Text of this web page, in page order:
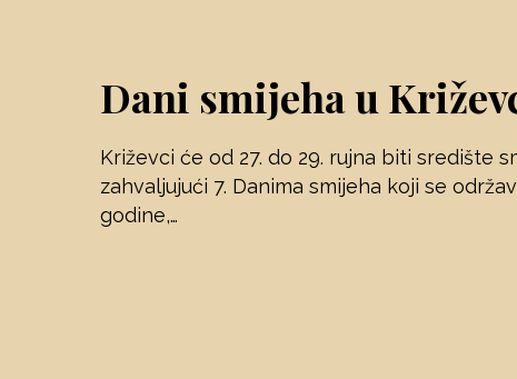
Dani smijeha u
Križevci će od 27. do 29. rujna biti središte
zahvaljujući 7. Danima smijeha koji se
godine,…